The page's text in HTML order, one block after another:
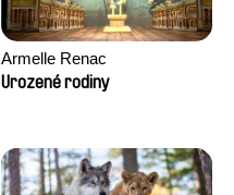
Armelle Renac
Urozené rodiny